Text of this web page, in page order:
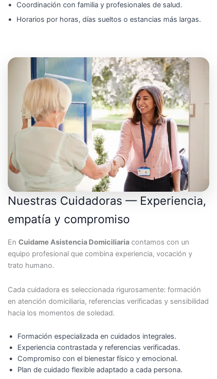
Coordinación con familia y profesionales de salud.
Horarios por horas, días sueltos o estancias más largas.
Nuestras Cuidadoras — Experiencia,
empatía y compromiso
En Cuidame Asistencia Domiciliaria contamos con un
equipo profesional que combina experiencia, vocación y
trato humano.
Cada cuidadora es seleccionada rigurosamente: formación
en atención domiciliaria, referencias verificadas y sensibilidad
hacia los momentos de soledad.
Formación especializada en cuidados integrales.
Experiencia contrastada y referencias verificadas.
Compromiso con el bienestar físico y emocional.
Plan de cuidado flexible adaptado a cada persona.